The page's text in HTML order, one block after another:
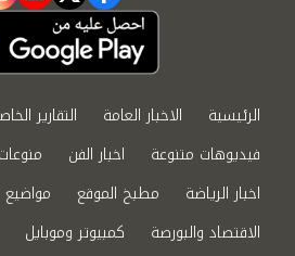
الرئيسية الاخبار العامة التقارير
فيديوهات متنوعة
اخبار الفن
اخبار الرياضة
مطبخ الموقع
الاقتصاد والبورصة
كمبيوتر وموبايل